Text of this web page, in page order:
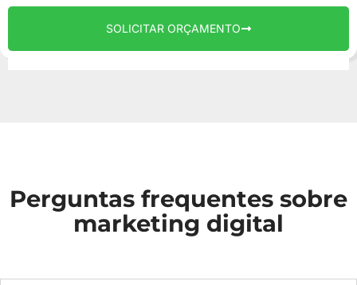
SOLICITAR ORÇAMENTO
Perguntas frequentes sobre
marketing digital